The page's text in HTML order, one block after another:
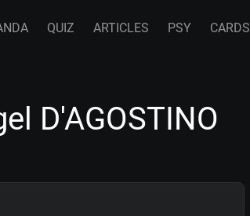
QUIZ ARTICLES PSY CARDS
D'AGOSTINO